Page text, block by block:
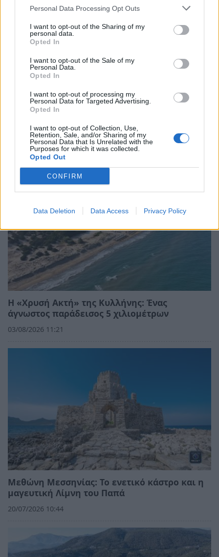
Personal Data Processing Opt Outs
I want to opt-out of the Sharing of my
personal data.
Opted In
I want to opt-out of the Sale of my
Personal Data.
Opted In
I want to opt-out of processing my
Personal Data for Targeted Advertising.
Opted In
I want to opt-out of Collection, Use,
Retention, Sale, and/or Sharing of my
Personal Data that Is Unrelated with the
Purposes for which it was collected.
Opted Out
CONFIRM
Data Deletion Data Access Privacy Policy
Σχετικά Άρθρα
Η «Χρυσή Ακτή» της Κυλλήνης: Ένας
άγνωστος παράδεισος 5 χιλιομέτρων
03/08/2026 11:21
Μεθώνη Μεσσηνίας: Το ενετικό κάστρο και η
μαγευτική Λίμνη του Παπά
20/07/2026 10:44